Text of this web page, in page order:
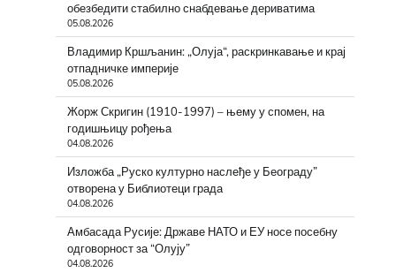
обезбедити стабилно снабдевање дериватима
05.08.2026
Владимир Кршљанин: „Олуја“, раскринкавање и крај
отпадничке империје
05.08.2026
Жорж Скригин (1910-1997) – њему у спомен, на
годишњицу рођења
04.08.2026
Изложба „Руско културно наслеђе у Београду”
отворена у Библиотеци града
04.08.2026
Амбасада Русије: Државе НАТО и ЕУ носе посебну
одговорност за “Олују”
04.08.2026